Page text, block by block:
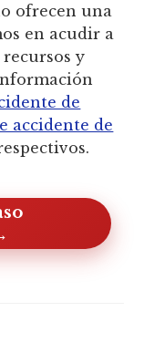
ofrecen una
en acudir a
y
de
accidente de